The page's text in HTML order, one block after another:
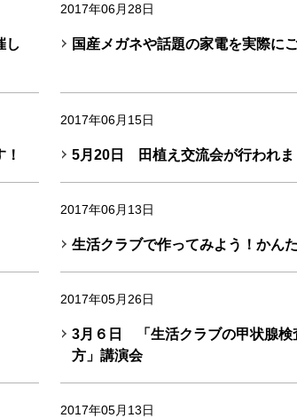
し
2017年06月28日
国産メガネや話題の家電を実際に
2017年06月15日
5月20日 田植え交流会が行われま
2017年06月13日
生活クラブで作ってみよう！かん
2017年05月26日
3月６日 「生活クラブの甲状腺検
方」講演会
2017年05月13日